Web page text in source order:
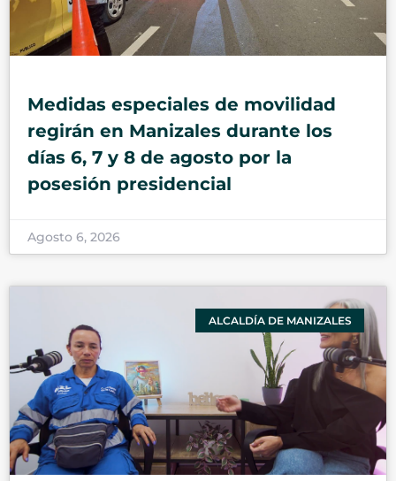
Medidas especiales de movilidad
regirán en Manizales durante los
días 6, 7 y 8 de agosto por la
posesión presidencial
Agosto 6, 2026
ALCALDÍA DE MANIZALES